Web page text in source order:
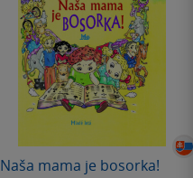
Naša mama je bosorka!